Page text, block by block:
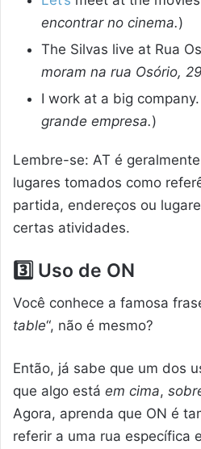
encontrar no cinema.)
The Silvas live at Rua
moram na rua Osório,
I work at a big
grande empresa.)
Lembre-se: AT é
lugares tomados como
partida, endereços ou
certas atividades.
3️⃣ Uso de ON
Você conhece a famosa
table“, não é mesmo?
Então, já sabe que um dos
que algo está em cima,
Agora, aprenda que ON é
referir a uma rua específica